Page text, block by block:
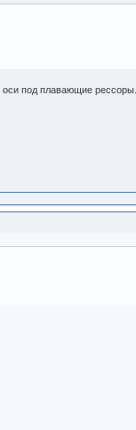
под плавающие